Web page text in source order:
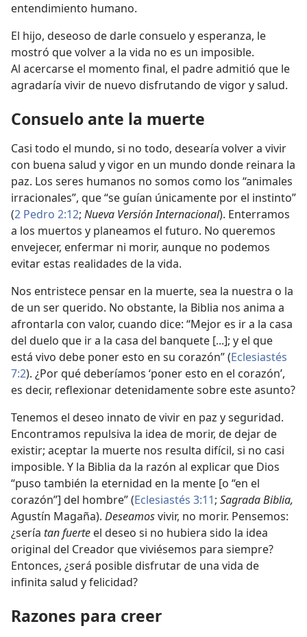
entendimiento humano.
El hijo, deseoso de darle consuelo y esperanza, le
mostró que volver a la vida no es un imposible.
Al acercarse el momento final, el padre admitió que le
agradaría vivir de nuevo disfrutando de vigor y salud.
Consuelo ante la muerte
Casi todo el mundo, si no todo, desearía volver a vivir
con buena salud y vigor en un mundo donde reinara la
paz. Los seres humanos no somos como los “animales
irracionales”, que “se guían únicamente por el instinto”
(2 Pedro 2:12; Nueva Versión Internacional). Enterramos
a los muertos y planeamos el futuro. No queremos
envejecer, enfermar ni morir, aunque no podemos
evitar estas realidades de la vida.
Nos entristece pensar en la muerte, sea la nuestra o la
de un ser querido. No obstante, la Biblia nos anima a
afrontarla con valor, cuando dice: “Mejor es ir a la casa
del duelo que ir a la casa del banquete [...]; y el que
está vivo debe poner esto en su corazón” (Eclesiastés
7:2). ¿Por qué deberíamos ‘poner esto en el corazón’,
es decir, reflexionar detenidamente sobre este asunto?
Tenemos el deseo innato de vivir en paz y seguridad.
Encontramos repulsiva la idea de morir, de dejar de
existir; aceptar la muerte nos resulta difícil, si no casi
imposible. Y la Biblia da la razón al explicar que Dios
“puso también la eternidad en la mente [o “en el
corazón”] del hombre” (Eclesiastés 3:11; Sagrada Biblia,
Agustín Magaña). Deseamosvivir, no morir. Pensemos:
¿sería tan fuerte el deseo si no hubiera sido la idea
original del Creador que viviésemos para siempre?
Entonces, ¿será posible disfrutar de una vida de
infinita salud y felicidad?
Razones para creer